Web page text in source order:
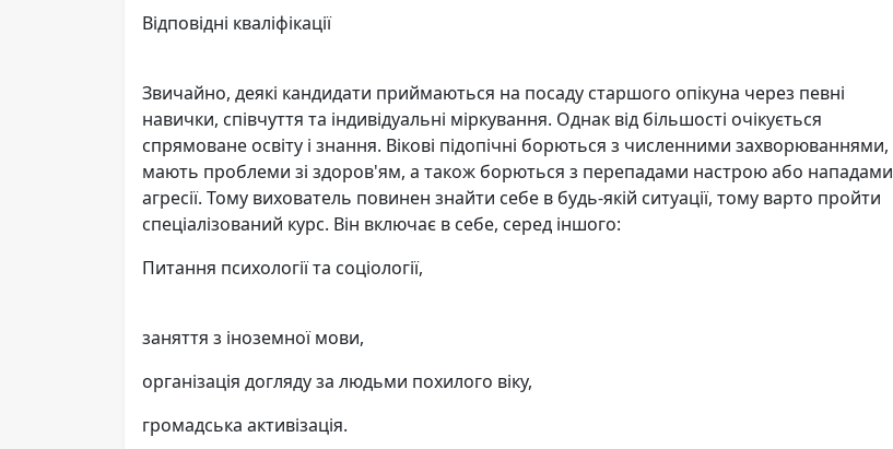
Відповідні кваліфікації
Звичайно, деякі кандидати приймаються на посаду старшого опікуна через певні
навички, співчуття та індивідуальні міркування. Однак від більшості очікується
спрямоване освіту і знання. Вікові підопічні борються з численними захворюваннями,
мають проблеми зі здоров'ям, а також борються з перепадами настрою або нападами
агресії. Тому вихователь повинен знайти себе в будь-якій ситуації, тому варто пройти
спеціалізований курс. Він включає в себе, серед іншого:
Питання психології та соціології,
заняття з іноземної мови,
організація догляду за людьми похилого віку,
громадська активізація.